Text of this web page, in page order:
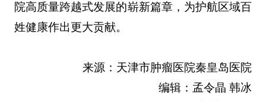
院高质量跨越式发展的崭新篇章，为护航区域百
姓健康作出更大贡献。
来源：天津市肿瘤医院秦皇岛医院
编辑：孟令晶 韩冰